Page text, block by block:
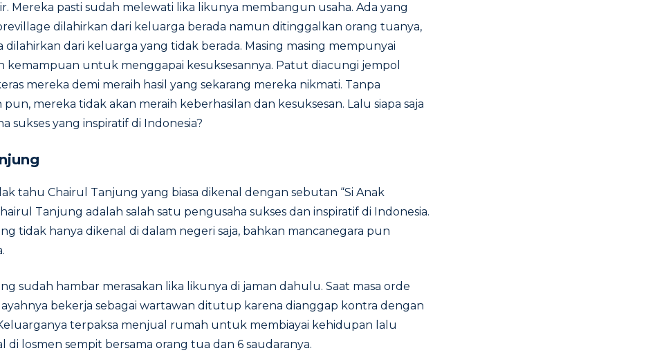
Mereka pasti sudah melewati lika likunya membangun usaha. Ada yang
dilahirkan dari keluarga berada namun ditinggalkan orang tuanya,
dilahirkan dari keluarga yang tidak berada. Masing masing mempunyai
kemampuan untuk menggapai kesuksesannya. Patut diacungi jempol
mereka demi meraih hasil yang sekarang mereka nikmati. Tanpa
mereka tidak akan meraih keberhasilan dan kesuksesan. Lalu siapa saja
sukses yang inspiratif di Indonesia?
tahu Chairul Tanjung yang biasa dikenal dengan sebutan “Si Anak
Tanjung adalah salah satu pengusaha sukses dan inspiratif di Indonesia.
tidak hanya dikenal di dalam negeri saja, bahkan mancanegara pun
sudah hambar merasakan lika likunya di jaman dahulu. Saat masa orde
bekerja sebagai wartawan ditutup karena dianggap kontra dengan
terpaksa menjual rumah untuk membiayai kehidupan lalu
di losmen sempit bersama orang tua dan 6 saudaranya.